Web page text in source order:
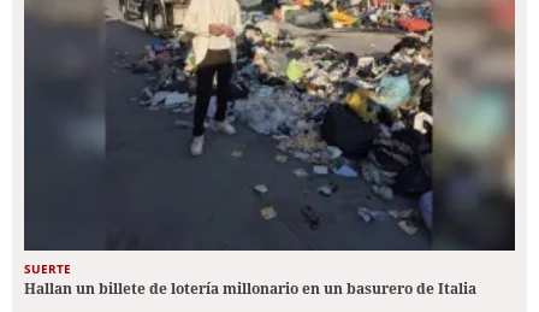
SUERTE
Hallan un billete de lotería millonario en un basurero de Italia